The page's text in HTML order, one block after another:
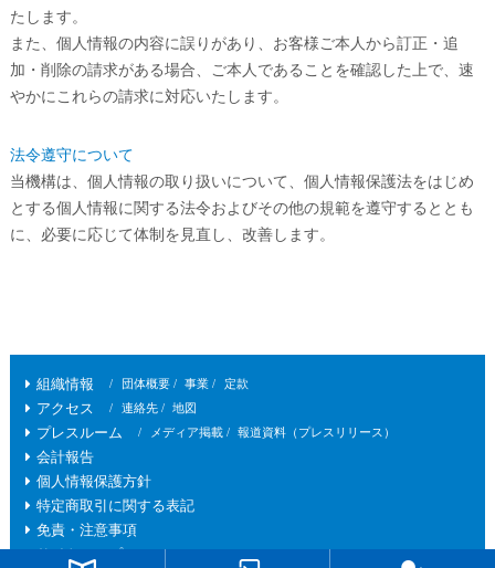
たします。
また、個人情報の内容に誤りがあり、お客様ご本人から訂正・追
加・削除の請求がある場合、ご本人であることを確認した上で、速
やかにこれらの請求に対応いたします。
法令遵守について
当機構は、個人情報の取り扱いについて、個人情報保護法をはじめ
とする個人情報に関する法令およびその他の規範を遵守するととも
に、必要に応じて体制を見直し、改善します。
組織情報 団体概要 事業 定款
アクセス 連絡先 地図
プレスルーム メディア掲載 報道資料（プレスリリース）
会計報告
個人情報保護方針
特定商取引に関する表記
免責・注意事項